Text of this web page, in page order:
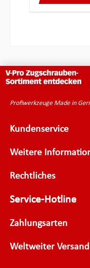
Profiwerkzeuge Made in
Kundenservice
Weitere
Rechtliches
Service-Hotline
Zahlungsarten
Weltweiter Versand